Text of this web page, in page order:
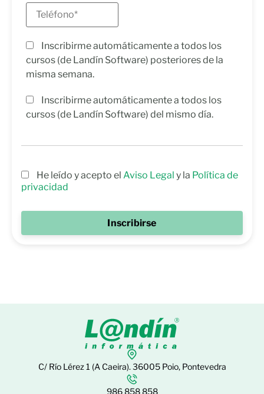
Inscribirme automáticamente a todos los
cursos (de Landín Software) posteriores de la
misma semana.
Inscribirme automáticamente a todos los
cursos (de Landín Software) del mismo día.
He leído y acepto el Aviso Legal y la Política de
privacidad
Inscribirse
C/ Río Lérez 1 (A Caeira). 36005 Poio, Pontevedra
986 858 858